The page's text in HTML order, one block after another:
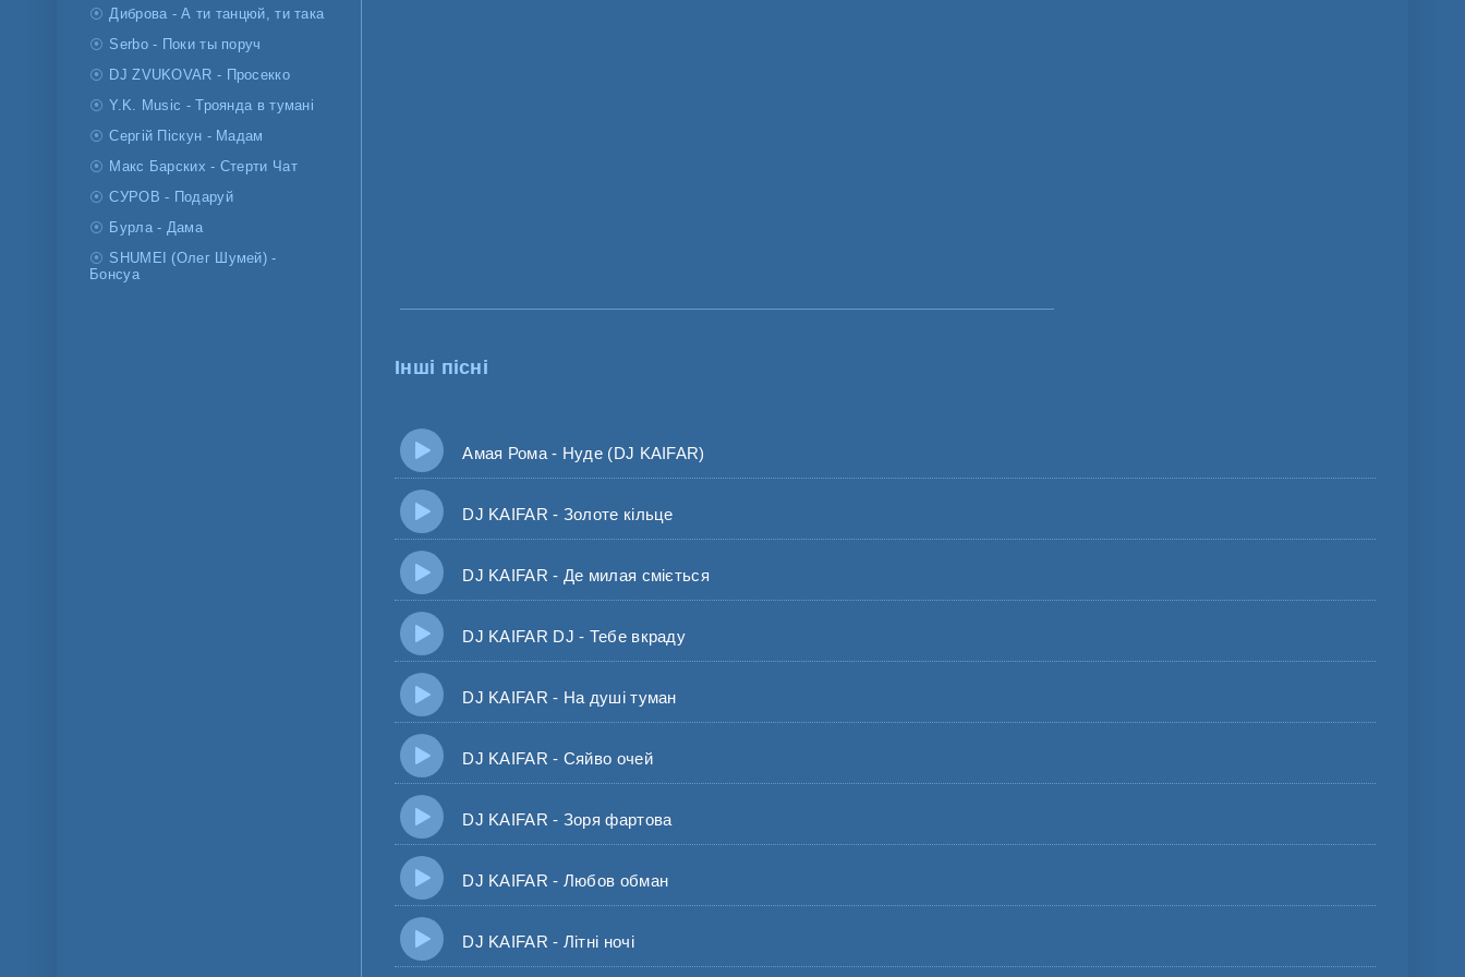
Диброва - А ти танцюй, ти така
Serbo - Поки ты поруч
DJ ZVUKOVAR - Просекко
Y.K. Music - Троянда в тумані
Сергій Піскун - Мадам
Макс Барских - Стерти Чат
СУРОВ - Подаруй
Бурла - Дама
SHUMEI (Олег Шумей) -
Бонсуа
Інші пісні
Амая Рома - Нуде (DJ KAIFAR)
DJ KAIFAR - Золоте кільце
DJ KAIFAR - Де милая сміється
DJ KAIFAR DJ - Тебе вкраду
DJ KAIFAR - На душі туман
DJ KAIFAR - Сяйво очей
DJ KAIFAR - Зоря фартова
DJ KAIFAR - Любов обман
DJ KAIFAR - Літні ночі